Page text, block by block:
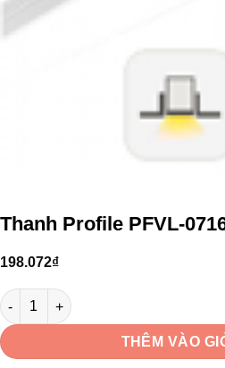
Thanh Profile PFVL-
198.072₫
Thanh Profile PFVL-0716S/B L= 1,5m
THÊM VÀO